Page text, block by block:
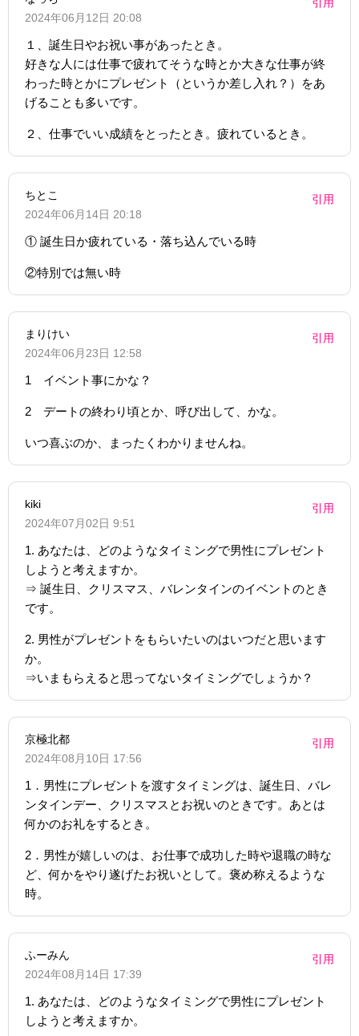
2024年06月12日 20:08
１、誕生日やお祝い事があったとき。
好きな人には仕事で疲れてそうな時とか大きな仕事が終
わった時とかにプレゼント（というか差し入れ？）をあ
げることも多いです。
２、仕事でいい成績をとったとき。疲れているとき。
ちとこ
2024年06月14日 20:18
引用
① 誕生日か疲れている・落ち込んでいる時
②特別では無い時
まりけい
2024年06月23日 12:58
引用
1 イベント事にかな？
2 デートの終わり頃とか、呼び出して、かな。
いつ喜ぶのか、まったくわかりませんね。
kiki
2024年07月02日 9:51
引用
1. あなたは、どのようなタイミングで男性にプレゼント
しようと考えますか。
⇒ 誕生日、クリスマス、バレンタインのイベントのとき
です。
2. 男性がプレゼントをもらいたいのはいつだと思います
か。
⇒いまもらえると思ってないタイミングでしょうか？
京極北都
2024年08月10日 17:56
引用
1．男性にプレゼントを渡すタイミングは、誕生日、バレ
ンタインデー、クリスマスとお祝いのときです。あとは
何かのお礼をするとき。
2．男性が嬉しいのは、お仕事で成功した時や退職の時な
ど、何かをやり遂げたお祝いとして。褒め称えるような
時。
ふーみん
2024年08月14日 17:39
引用
1. あなたは、どのようなタイミングで男性にプレゼント
しようと考えますか。